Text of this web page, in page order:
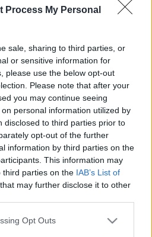
Process My Personal
sale, sharing to third parties, or
or sensitive information for
please use the below opt-out
Please note that after your
you may continue seeing
personal information utilized by
disclosed to third parties prior to
opt-out of the further
information by third parties on the
This information may
third parties on the IAB’s List of
that may further disclose it to other
app uses one or more Google
Opt Outs
Győző" cimkével ellátva.
ÉLŐKNEK FOG
a meglepő, hogy ez eddig senkinek
CSAK LÁSZLÓ GYŐZŐ ÉS
AZ IDŐKÖZI
A DERKOVITSON
SZAVAZATAIÉRT